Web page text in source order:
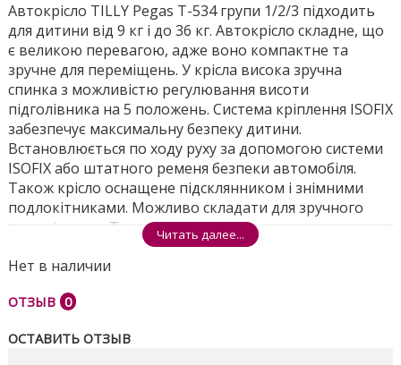
Автокрісло TILLY Pegas T-534 групи 1/2/3 підходить
для дитини від 9 кг і до 36 кг. Автокрісло складне, що
є великою перевагою, адже воно компактне та
зручне для переміщень. У крісла висока зручна
спинка з можливістю регулювання висоти
підголівника на 5 положень. Система кріплення ISOFIX
забезпечує максимальну безпеку дитини.
Встановлюється по ходу руху за допомогою системи
ISOFIX або штатного ременя безпеки автомобіля.
Також крісло оснащене підсклянником і знімними
подлокітниками. Можливо складати для зручного
переміщення. Також можливе використання лише
Поделиться
Читать далее...
Нет в наличии
ОТЗЫВ 0
ОСТАВИТЬ ОТЗЫВ